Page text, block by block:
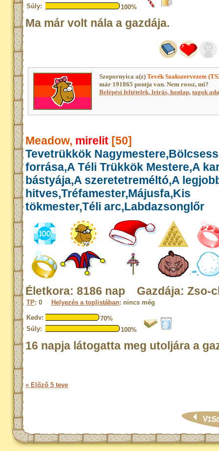
Súly: 100%
Ma már volt nála a gazdája.
Szopornyica a(z) Tevék Szakszervezete
már 191865 pontja van. Nem rossz, mi?
Belépési feltételek, leírás, honlap, tagok
Meadow, mirelit [50]
Tevetrükkök
forrása,A Téli Trükkök Mestere,A
bástyája,A szeretetreméltó,A
hitves,Tréfamester,Májusfa,Kis
tökmester,Téli arc,Labdazsonglőr
Életkora: 8186 nap Gazdája: Zso-
TP: 0 Helyezés a toplistában: nincs még
Kedv:
70%
Súly:
100%
16 napja látogatta meg utoljára a
« Előző 5 teve